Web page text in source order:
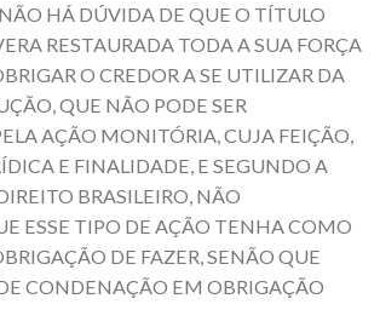
HÁ DÚVIDA DE QUE O TÍTULO
RESTAURADA TODA A SUA FORÇA
O CREDOR A SE UTILIZAR DA
QUE NÃO PODE SER
AÇÃO MONITÓRIA, CUJA FEIÇÃO,
E FINALIDADE, E SEGUNDO A
BRASILEIRO, NÃO
ESSE TIPO DE AÇÃO TENHA COMO
DE FAZER, SENÃO QUE
CONDENAÇÃO EM OBRIGAÇÃO